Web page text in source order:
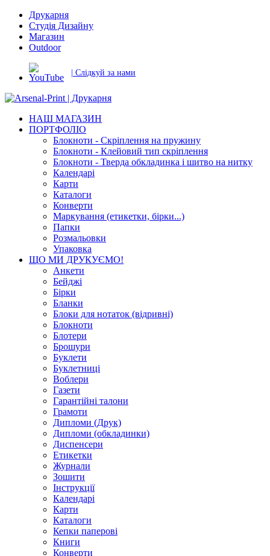
Друкарня
Студія Дизайну
Магазин
Outdoor
| Слідкуй за нами
НАШ МАГАЗИН
ПОРТФОЛІО
Блокноти - Скріплення на пружину
Блокноти - Клейовий тип скріплення
Блокноти - Тверда обкладинка і шитво на нитку
Календарі
Карти
Каталоги
Конверти
Маркування (етикетки, бірки...)
Папки
Розмальовки
Упаковка
ЩО МИ ДРУКУЄМО!
Анкети
Бейджі
Бірки
Бланки
Блоки для нотаток (відривні)
Блокноти
Блотери
Брошури
Буклети
Буклетниці
Воблери
Газети
Гарантійні талони
Грамоти
Дипломи (Друк)
Дипломи (обкладинки)
Диспенсери
Етикетки
Журнали
Зошити
Інструкції
Календарі
Карти
Каталоги
Кепки паперові
Книги
Конверти